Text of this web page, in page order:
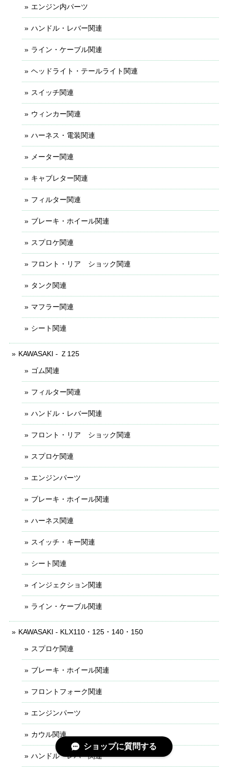
エンジン内パーツ
ハンドル・レバー関連
ライン・ケーブル関連
ヘッドライト・テールライト関連
スイッチ関連
ウィンカー関連
ハーネス・電装関連
メーター関連
キャブレター関連
フィルター関連
ブレーキ・ホイール関連
スプロケ関連
フロント・リア ショック関連
タンク関連
マフラー関連
シート関連
KAWASAKI - Ｚ125
ゴム関連
フィルター関連
ハンドル・レバー関連
フロント・リア ショック関連
スプロケ関連
エンジンパーツ
ブレーキ・ホイール関連
ハーネス関連
スイッチ・キー関連
シート関連
インジェクション関連
ライン・ケーブル関連
KAWASAKI - KLX110・125・140・150
スプロケ関連
ブレーキ・ホイール関連
フロントフォーク関連
エンジンパーツ
カウル関連
ハンドル・レバー関連
ショップに質問する